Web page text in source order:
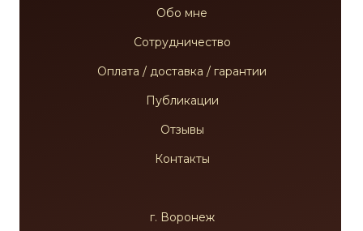
Обо мне
Сотрудничество
Оплата / доставка / гарантии
Публикации
Отзывы
Контакты
г. Воронеж